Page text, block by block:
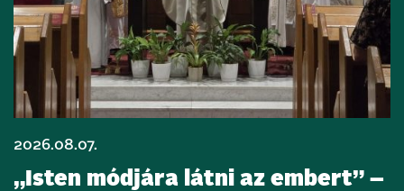
2026.08.07.
„Isten módjára látni az embert” –